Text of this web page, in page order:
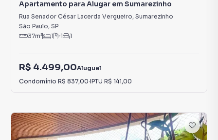
Apartamento para Alugar em Sumarezinho
Rua Senador César Lacerda Vergueiro, Sumarezinho
São Paulo, SP
37m² 1 1 1
R$ 4.499,00Aluguel
Condomínio R$ 837,00·IPTU R$ 141,00